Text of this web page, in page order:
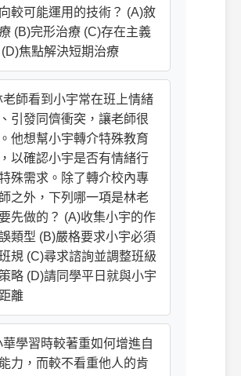
較可能運用的技術？ (A)敘
(B)完形治療 (C)存在主義
焦點解決短期治療
老師看到小宇常在班上情緒
引發同儕衝突，讓老師很
他想幫小宇轉介特殊教育
以確認小宇是否有情緒行
殊需求。除了轉介校內專
之外，下列哪一項是林老
先做的？ (A)收集小宇的作
類型 (B)嚴格要求小宇必須
規 (C)尋求諮詢並調整班級
略 (D)請同學平日就與小宇
離
華學習時較著重如何增進自
力，而較不看重他人的肯